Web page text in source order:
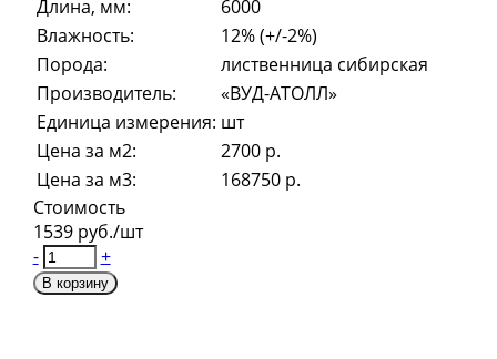
Длина, мм:
6000
Влажность:
12% (+/-2%)
Порода:
лиственница сибирская
Производитель:
«ВУД-АТОЛЛ»
Единица измерения: шт
Цена за м2:
2700 р.
Цена за м3:
168750 р.
Стоимость
1539 руб./шт
-
+
В корзину